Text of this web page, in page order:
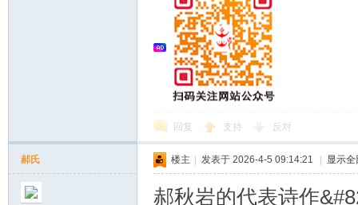
回复 支持 反对
郝氏 楼主 发表于 2026-4-5 09:14:21 显示
郝秋岩的代表诗作